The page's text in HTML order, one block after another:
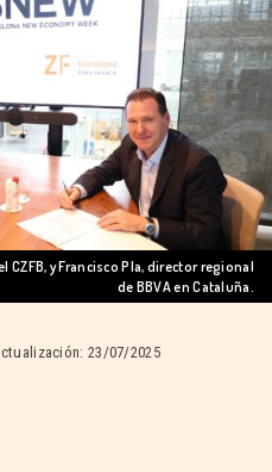
y Francisco Pla, director regional
de BBVA en Cataluña.
23/07/2025